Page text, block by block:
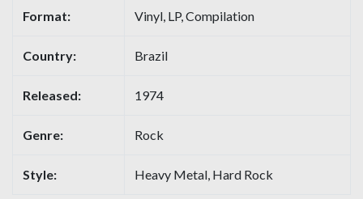
Format: Vinyl, LP, Compilation
Country: Brazil
Released: 1974
Genre: Rock
Style: Heavy Metal, Hard Rock